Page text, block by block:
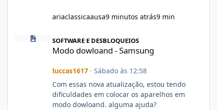
ariaclassicaausa9 minutos atrás9 min
Modo dowloand - Samsung
SOFTWARE E DESBLOQUEIOS
Modo dowloand - Samsung
luccas1617· Sábado às 12:58
Com essas nova atualização, estou tendo
dificuldades em colocar os aparelhos em
modo dowloand. alguma ajuda?